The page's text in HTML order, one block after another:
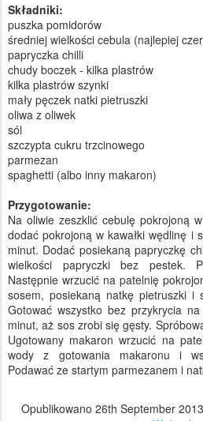
Składniki:
puszka pomidorów
średniej wielkości cebula (najlepiej
papryczka chilli
chudy boczek - kilka plastrów
kilka plastrów szynki
mały pęczek natki pietruszki
oliwa z oliwek
sól
szczypta cukru trzcinowego
parmezan
spaghetti (albo inny makaron)
Przygotowanie:
Na oliwie zeszklić cebulę pokrojoną
dodać pokrojoną w kawałki wędlinę i
minut. Dodać posiekaną papryczkę
wielkości papryczki bez pestek.
Następnie wrzucić na patelnię
sosem, posiekaną natkę pietruszki i
Gotować wszystko bez przykrycia
minut, aż sos zrobi się gęsty.
Ugotowany makaron wrzucić na
wody z gotowania makaronu i
Podawać ze startym parmezanem i
Opublikowano 26th September 2013